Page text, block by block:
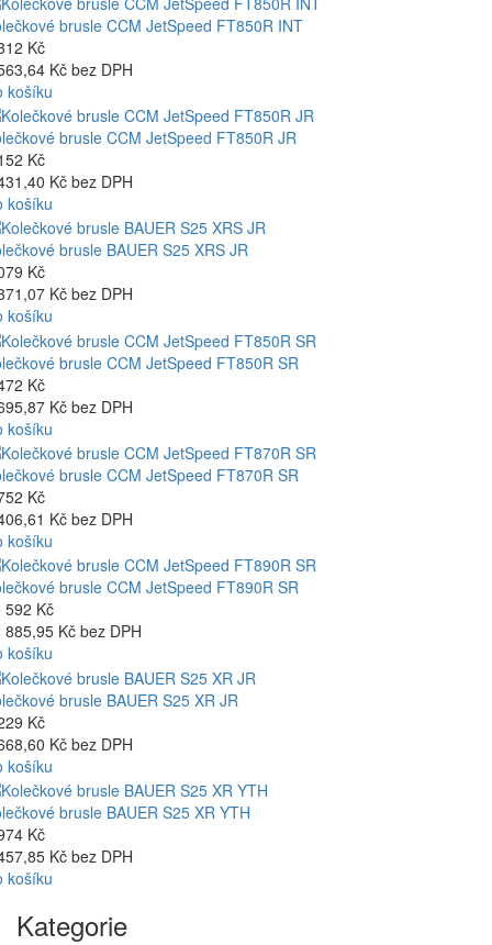
brusle CCM JetSpeed FT850R INT
Kč
Kč bez DPH
košíku
brusle CCM JetSpeed FT850R JR
Kč
Kč bez DPH
košíku
brusle BAUER S25 XRS JR
Kč
Kč bez DPH
košíku
brusle CCM JetSpeed FT850R SR
Kč
Kč bez DPH
košíku
brusle CCM JetSpeed FT870R SR
Kč
Kč bez DPH
košíku
brusle CCM JetSpeed FT890R SR
592 Kč
885,95 Kč bez DPH
košíku
brusle BAUER S25 XR JR
Kč
Kč bez DPH
košíku
brusle BAUER S25 XR YTH
Kč
Kč bez DPH
košíku
Kategorie